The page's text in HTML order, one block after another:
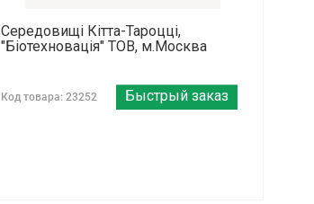
Середовищі Кітта-Тароцці,
"Біотехновація" ТОВ, м.Москва
Код товара: 23252 Быстрый заказ